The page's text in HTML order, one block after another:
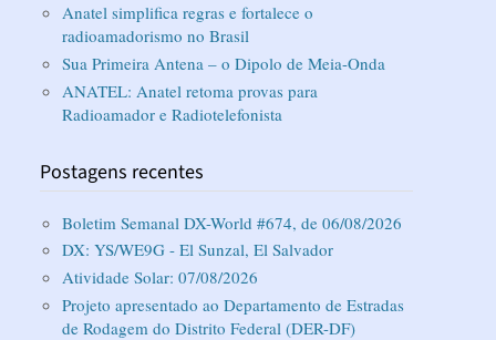
Anatel simplifica regras e fortalece o
radioamadorismo no Brasil
Sua Primeira Antena – o Dipolo de Meia-Onda
ANATEL: Anatel retoma provas para
Radioamador e Radiotelefonista
Postagens recentes
Boletim Semanal DX-World #674, de 06/08/2026
DX: YS/WE9G - El Sunzal, El Salvador
Atividade Solar: 07/08/2026
Projeto apresentado ao Departamento de Estradas
de Rodagem do Distrito Federal (DER-DF)